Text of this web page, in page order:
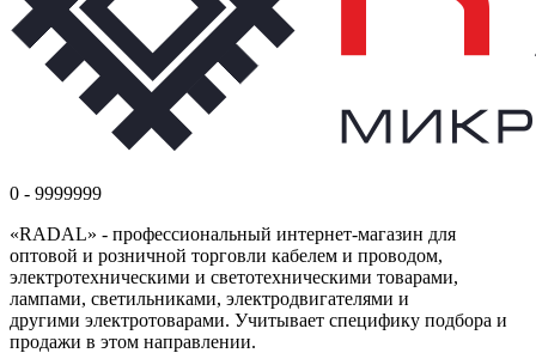
0 - 9999999
«RADAL» - профессиональный интернет-магазин для
оптовой и розничной торговли кабелем и проводом,
электротехническими и светотехническими товарами,
лампами, светильниками, электродвигателями и
другими электротоварами. Учитывает специфику подбора и
продажи в этом направлении.